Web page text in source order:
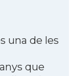
una de les
que